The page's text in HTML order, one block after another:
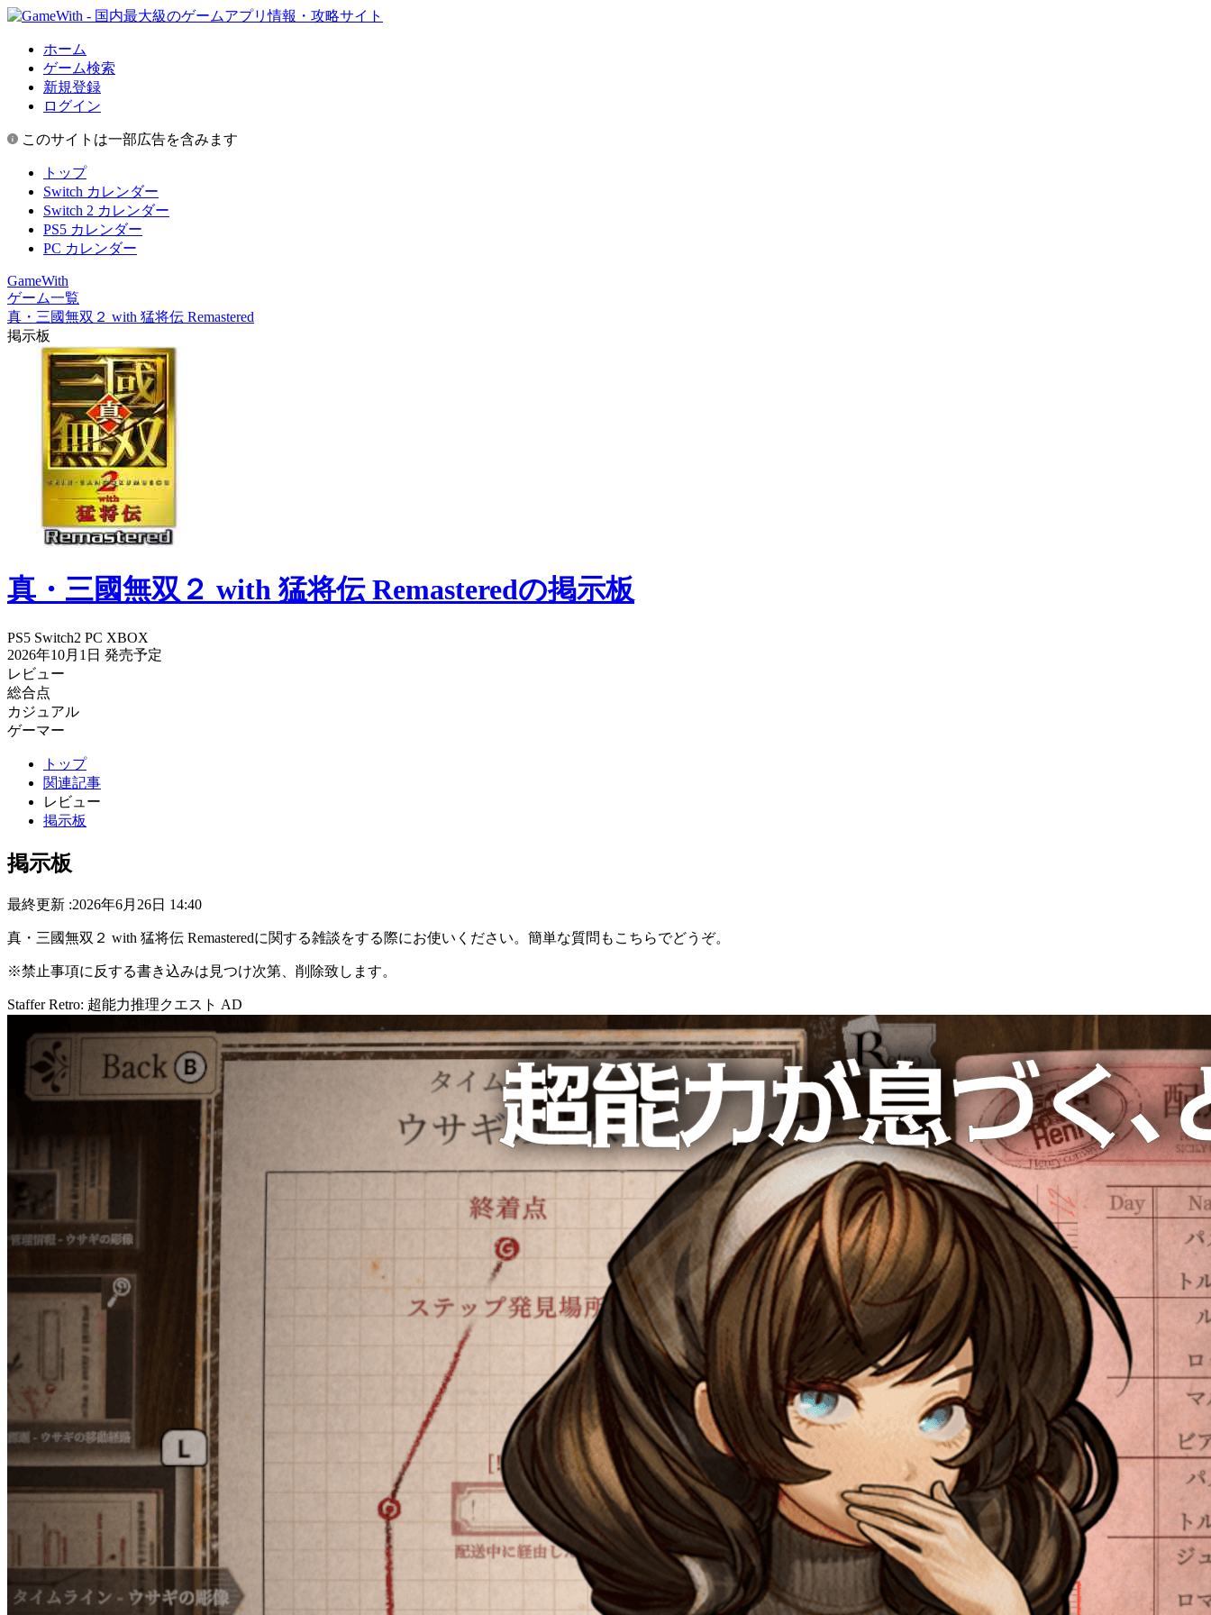
ホーム
ゲーム検索
新規登録
ログイン
このサイトは一部広告を含みます
トップ
Switch カレンダー
Switch 2 カレンダー
PS5 カレンダー
PC カレンダー
GameWith
ゲーム一覧
真・三國無双２ with 猛将伝 Remastered
掲示板
真・三國無双２ with 猛将伝 Remasteredの掲示板
PS5 Switch2 PC XBOX
2026年10月1日 発売予定
レビュー
総合点
カジュアル
ゲーマー
トップ
関連記事
レビュー
掲示板
掲示板
最終更新 :2026年6月26日 14:40
真・三國無双２ with 猛将伝 Remasteredに関する雑談をする際にお使いください。簡単な質問もこちらでどうぞ。
※禁止事項に反する書き込みは見つけ次第、削除致します。
Staffer Retro: 超能力推理クエスト AD